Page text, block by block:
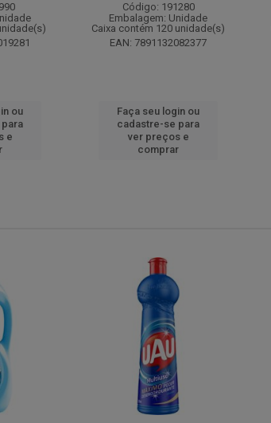
ou
e
Código: 191280
Embalagem: Unidade
Caixa contém 120 unidade(s)
EAN: 7891132082377
Faça seu login ou
cadastre-se para
ver preços e
comprar